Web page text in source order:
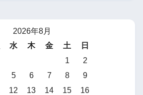
2026年8月
水 木 金 土
日
1
2
5 6 7 8
9
12 13 14 15
16